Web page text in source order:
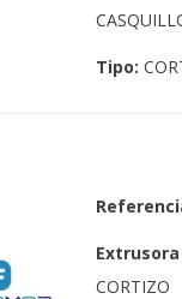
Tipo:
CORTIZO